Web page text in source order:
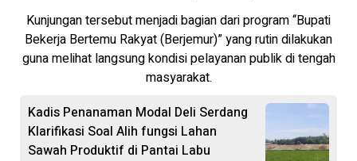
Kunjungan tersebut menjadi bagian dari program “Bupati
Bekerja Bertemu Rakyat (Berjemur)” yang rutin dilakukan
guna melihat langsung kondisi pelayanan publik di tengah
masyarakat.
Kadis Penanaman Modal Deli Serdang
Klarifikasi Soal Alih fungsi Lahan
Sawah Produktif di Pantai Labu